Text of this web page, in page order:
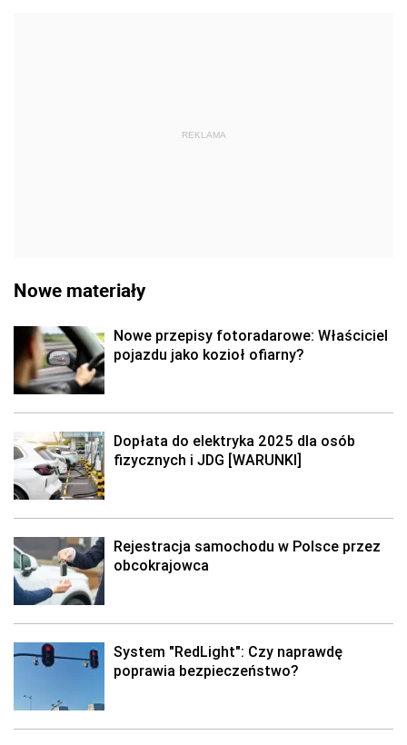
REKLAMA
Nowe materiały
Nowe przepisy fotoradarowe: Właściciel
pojazdu jako kozioł ofiarny?
Dopłata do elektryka 2025 dla osób
fizycznych i JDG [WARUNKI]
Rejestracja samochodu w Polsce przez
obcokrajowca
System "RedLight": Czy naprawdę
poprawia bezpieczeństwo?